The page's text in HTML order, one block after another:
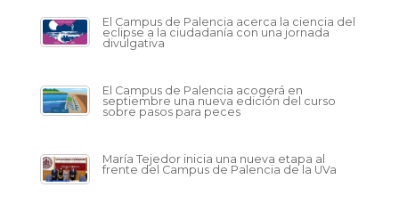
El Campus de Palencia acerca la ciencia del
eclipse a la ciudadanía con una jornada
divulgativa
El Campus de Palencia acogerá en
septiembre una nueva edición del curso
sobre pasos para peces
María Tejedor inicia una nueva etapa al
frente del Campus de Palencia de la UVa